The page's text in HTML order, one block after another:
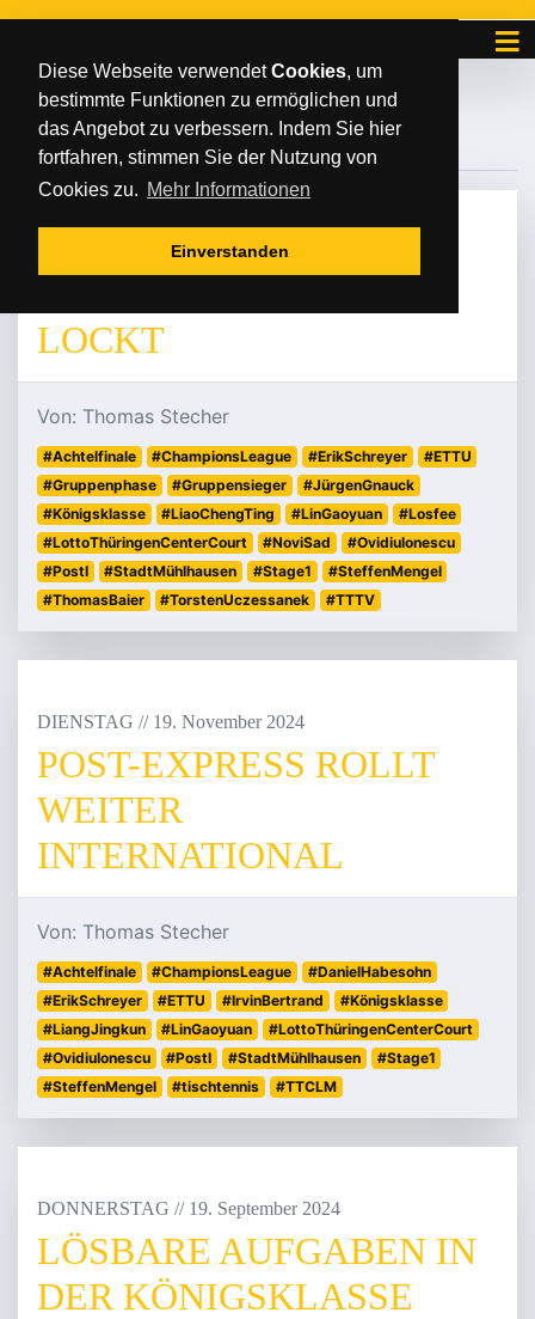
Diese Webseite verwendetCookies, um
bestimmte Funktionen zu ermöglichen und
das Angebot zu verbessern. Indem Sie hier
fortfahren, stimmen Sie der Nutzung von
Cookies zu. Mehr Informationen
Einverstanden
#STAGE1
September 2025
LOCKT
Von: Thomas Stecher
#Achtelfinale #ChampionsLeague #ErikSchreyer
#ETTU
#Gruppenphase
#Gruppensieger
#JürgenGnauck
#Königsklasse
#LiaoChengTing #LinGaoyuan
#Losfee
#LottoThüringenCenterCourt
#NoviSad
#OvidiuIonescu
#PostI
#StadtMühlhausen #Stage1
#SteffenMengel
#ThomasBaier
#TorstenUczessanek #TTTV
DIENSTAG // 19. November 2024
POST-EXPRESS ROLLT
WEITER
INTERNATIONAL
Von: Thomas Stecher
#Achtelfinale #ChampionsLeague
#DanielHabesohn
#ErikSchreyer
#ETTU #IrvinBertrand
#Königsklasse
#LiangJingkun
#LinGaoyuan
#LottoThüringenCenterCourt
#OvidiuIonescu
#PostI #StadtMühlhausen
#Stage1
#SteffenMengel
#tischtennis #TTCLM
DONNERSTAG // 19. September 2024
LÖSBARE AUFGABEN IN
DER KÖNIGSKLASSE